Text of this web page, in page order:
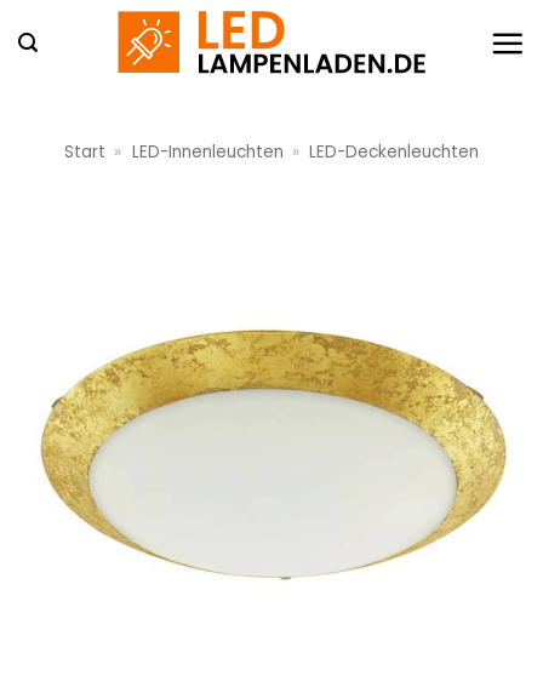
Inhalt
Start » LED-Innenleuchten » LED-Deckenleuchten